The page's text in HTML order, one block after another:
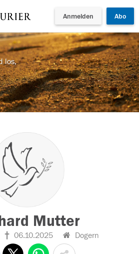
Anmelden Abo
los,
Mutter
06.10.2025 Dogern